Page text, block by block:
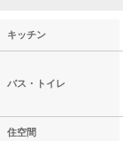
キッチン
バス・トイレ
住空間